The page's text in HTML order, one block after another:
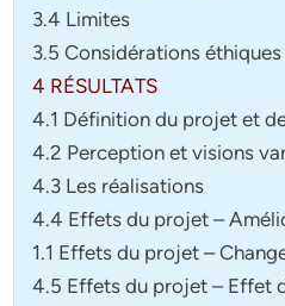
3.4 Limites
3.5 Considérations éthiques
4 RÉSULTATS
4.1 Définition du projet et
4.2 Perception et visions
4.3 Les réalisations
4.4 Effets du projet –
1.1 Effets du projet –
4.5 Effets du projet – Effet